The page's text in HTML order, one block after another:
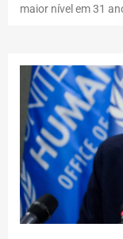
maior nível em 31